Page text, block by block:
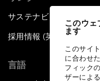
このウ
ます
このサイ
に合わせ
フィック
ザーによ
サステナビリティへの取
採用情報 (英語のみ)
言語